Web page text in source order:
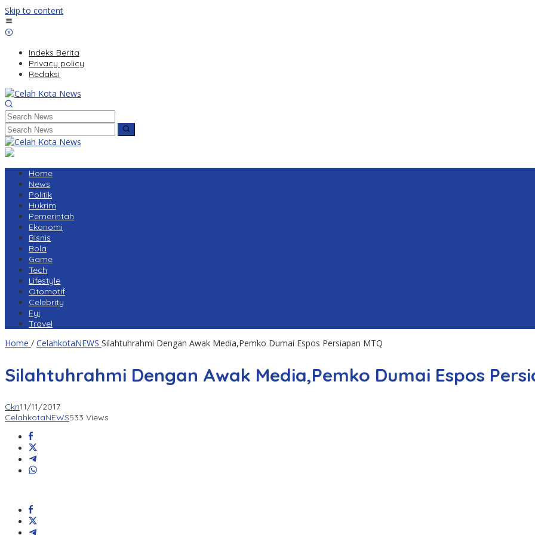
Skip to content
Indeks Berita
Privacy policy
Redaksi
Home
News
Politik
Hukrim
Pemerintah
Ekonomi
Bisnis
Bola
Game
Tech
Lifestyle
Otomotif
Celebrity
Fyi
Travel
Home / CelahkotaNEWS Silahtuhrahmi Dengan Awak Media,Pemko Dumai Espos Persiapan MTQ
Silahtuhrahmi Dengan Awak Media,Pemko Dumai Espos
Ckn11/11/2017
CelahkotaNEWS533 Views